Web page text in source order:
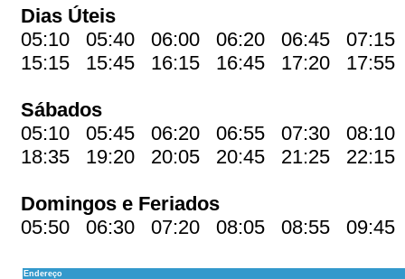
Dias Úteis
05:10 05:40 06:00 06:20 06:45
15:15 15:45 16:15 16:45 17:20
Sábados
05:10 05:45 06:20 06:55 07:30
18:35 19:20 20:05 20:45 21:25
Domingos e Feriados
05:50 06:30 07:20 08:05 08:55
Endereço